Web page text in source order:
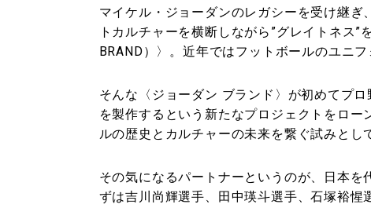
マイケル・ジョーダンのレガシーを受け継
トカルチャーを横断しながら”グレイトネス
BRAND）〉。近年ではフットボールのユニ
そんな〈ジョーダン ブランド〉が初めてプ
を製作するという新たなプロジェクトをロ
ルの歴史とカルチャーの未来を繋ぐ試みとし
その気になるパートナーというのが、日本を
ずは吉川尚輝選手、田中瑛斗選手、石塚裕